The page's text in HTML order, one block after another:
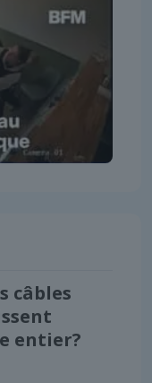
câbles
entier?